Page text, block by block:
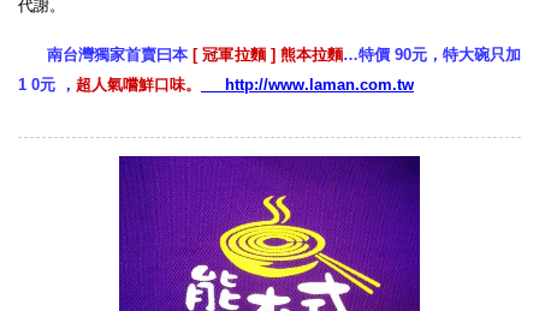
代謝。
南台灣獨家首賣曰本 [ 冠軍拉麵 ] 熊本拉麵…特價 90元，特大碗只加
1 0元 ， 超人氣嚐鮮口味。 http://www.laman.com.tw